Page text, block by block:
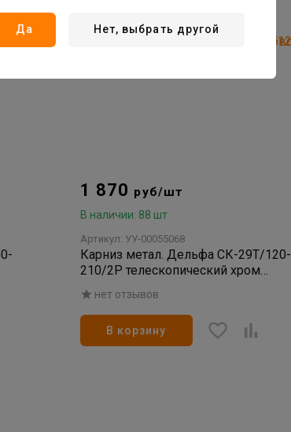
1 870 руб/шт
В наличии: 88 шт
Артикул: УУ-00055068
Карниз метал. Дельфа СК-29Т/120-
210/2Р телескопический хром
матовый d-16/19
нет отзывов
В корзину
Да Нет, выбрать другой